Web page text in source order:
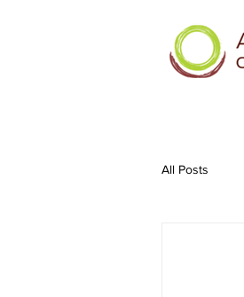
All Posts